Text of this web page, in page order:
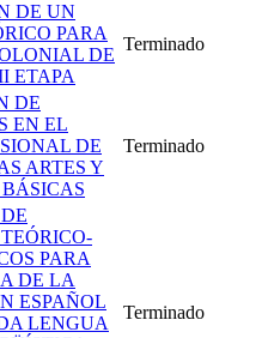
DE UN
PARA
DE
ETAPA
Terminado
DE
EN EL
DE
ARTES Y
Terminado
PARA
DE LA
ESPAÑOL
LENGUA
Terminado